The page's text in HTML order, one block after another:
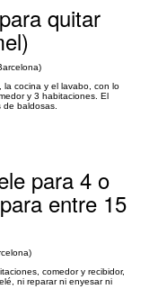
quitar
cocina y el lavabo, con lo
y 3 habitaciones. El
baldosas.
para 4 o
entre 15
comedor y recibidor,
ni reparar ni enyesar ni